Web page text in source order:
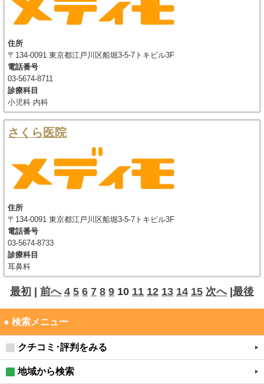
住所
〒134-0091 東京都江戸川区船堀3-5-7トキビル3F
電話番号
03-5674-8711
診療科目
小児科 内科
さくら医院
住所
〒134-0091 東京都江戸川区船堀3-5-7トキビル3F
電話番号
03-5674-8733
診療科目
耳鼻科
最初 | 前へ 4 5 6 7 8 9 10 11 12 13 14 15 次へ|最後
● 検索メニュー
クチコミ･評判をみる
地域から検索